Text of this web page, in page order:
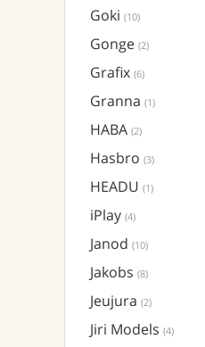
Goki (10)
Gonge (2)
Grafix (6)
Granna (1)
HABA (2)
Hasbro (3)
HEADU (1)
iPlay (4)
Janod (10)
Jakobs (8)
Jeujura (2)
Jiri Models (4)